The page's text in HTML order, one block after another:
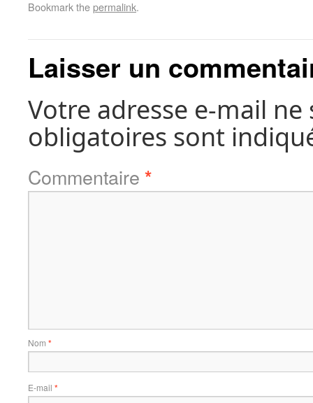
Bookmark thepermalink.
Laisser un
Votre adresse e-mail
obligatoires sont
Commentaire *
Nom *
E-mail *